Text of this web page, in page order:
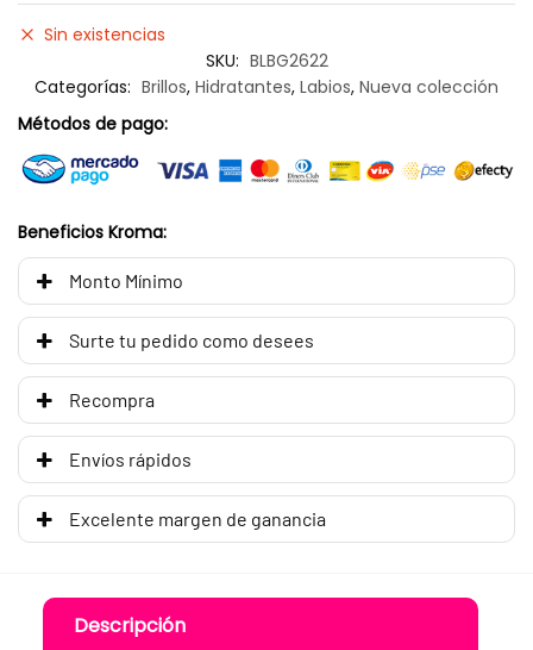
Sin existencias
SKU: BLBG2622
Categorías: Brillos, Hidratantes, Labios, Nueva colección
Métodos de pago:
Beneficios Kroma:
Monto Mínimo
Surte tu pedido como desees
Recompra
Envíos rápidos
Excelente margen de ganancia
Descripción